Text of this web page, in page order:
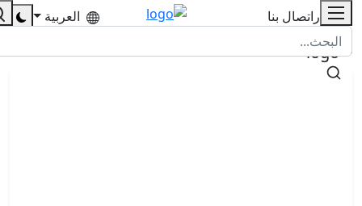
للإشهار اتصال بنا العربية